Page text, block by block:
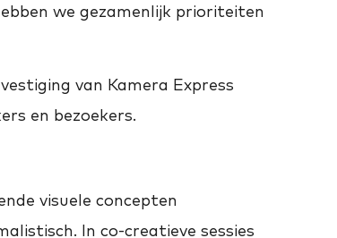
we gezamenlijk prioriteiten
van Kamera Express
en bezoekers.
visuele concepten
In co-creatieve sessies